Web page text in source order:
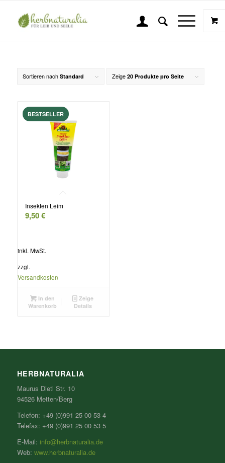
Shop
Sie sind hier: Startseite
Sortieren nach Standard Zeige 20 Produkte pro Seite
Insekten Leim
9,50€
inkl. MwSt.
zzgl.
Versandkosten
In den
Warenkorb
Zeige
Details
HERBNATURALIA
Maurus Dietl Str. 10
94526 Metten/Berg
Telefon: +49 (0)991 25 00 53 4
Telefax: +49 (0)991 25 00 53 5
E-Mail: info@herbnaturalia.de
Web: www.herbnaturalia.de